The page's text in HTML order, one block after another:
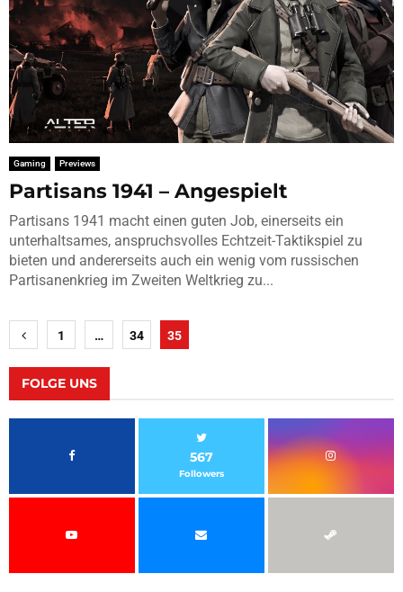
Gaming Previews
Partisans 1941 – Angespielt
Partisans 1941 macht einen guten Job, einerseits ein
unterhaltsames, anspruchsvolles Echtzeit-Taktikspiel zu
bieten und andererseits auch ein wenig vom russischen
Partisanenkrieg im Zweiten Weltkrieg zu...
Seitennummerierung
der
Beiträge
1 … 34 35
FOLGE UNS
567
Followers